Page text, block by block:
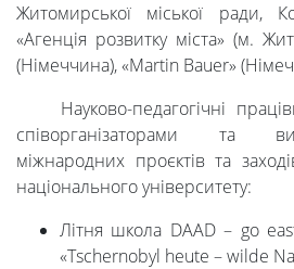
діяльність
Foreign
Students
Студенту
Житомирської міської ради,
«Агенція розвитку міста» (м.
(Німеччина), «Martin Bauer»
Науково-педагогічні
співорганізаторами та
міжнародних проєктів та
національного університету:
Літня школа DAAD – go
«Tschernobyl heute – wilde